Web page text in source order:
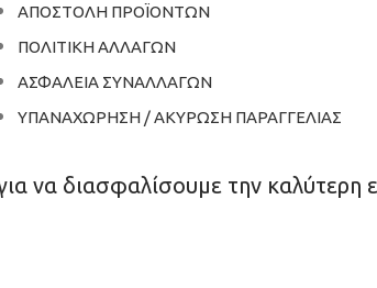
ΑΠΟΣΤΟΛΗ ΠΡΟΪΟΝΤΩΝ
ΠΟΛΙΤΙΚΗ ΑΛΛΑΓΩΝ
ΑΣΦΑΛΕΙΑ ΣΥΝΑΛΛΑΓΩΝ
ΥΠΑΝΑΧΩΡΗΣΗ / ΑΚΥΡΩΣΗ ΠΑΡΑΓΓΕΛΙΑΣ
να διασφαλίσουμε την καλύτερη